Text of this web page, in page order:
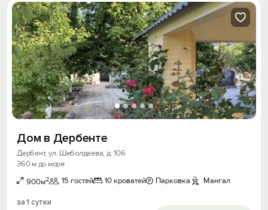
Дом в Дербенте
Дербент, ул. Шеболдаева, д. 106
360 м до моря
900м2 15 гостей 10 кроватей Парковка Мангал
за 1 сутки